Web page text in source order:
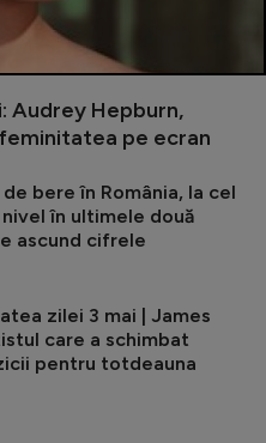
Audrey Hepburn,
pe ecran
bere în România, la cel
în ultimele două
ascund cifrele
zilei 3 mai | James
care a schimbat
pentru totdeauna